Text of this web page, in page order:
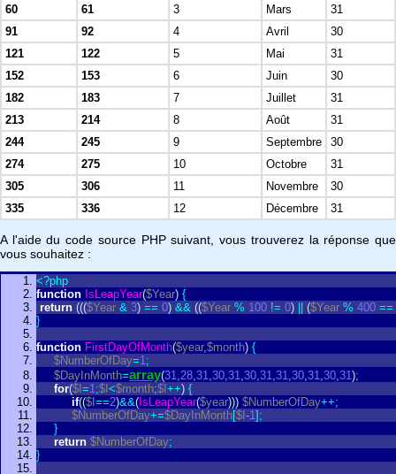
60
61 3 Mars
31
91
92 4 Avril
30
121
122 5 Mai
31
152
153 6 Juin
30
182
183 7 Juillet
31
213
214 8 Août
31
244
245 9 Septembre
30
274
275 10 Octobre
31
305
306 11 Novembre
30
335
336 12 Décembre 31
A l'aide du code source PHP suivant, vous trouverez la réponse que
vous souhaitez :
<?php
function IsLeapYear($Year) {
return ((($Year & 3) == 0) && (($Year % 100 != 0) ($Year % 400 ==
}
function FirstDayOfMonth($year,$month) {
$NumberOfDay=1;
$DayInMonth=array(31,28,31,30,31,30,31,31,30,31,30,31);
for($I =1;$I <$month;$I ++) {
if(($I ==2)&&( IsLeapYear($year))) $NumberOfDay++;
$NumberOfDay+=$DayInMonth[$I -1] ;
}
return $NumberOfDay;
}